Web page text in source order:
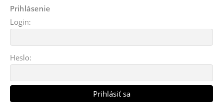
Prihlásenie
Login:
Heslo: